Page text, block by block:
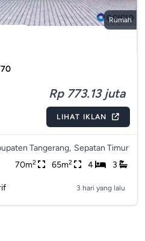
Rumah
Rp 773.13 juta
LIHAT IKLAN
Tangerang, Sepatan Timur
70m2 65m2 4 3
3 hari yang lalu